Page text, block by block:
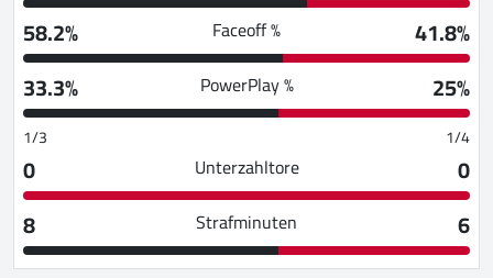
58.2%
Faceoff %
41.8%
33.3%
PowerPlay % 25%
1/3 1/4
0 Unterzahltore
0
8
Strafminuten
6